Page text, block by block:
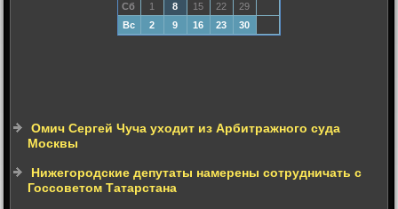
Сб
1 8 15 22
29
Вс
2 9 16 23 30
Омич Сергей Чуча уходит из Арбитражного суда
Москвы
Нижегородские депутаты намерены сотрудничать с
Госсоветом Татарстана